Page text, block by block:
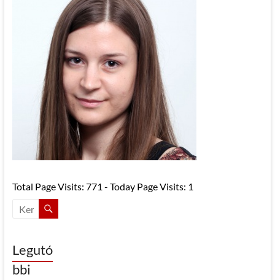
Total Page Visits: 771 - Today Page Visits: 1
Legutó
bbi